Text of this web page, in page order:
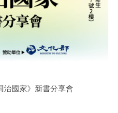
國家》新書分享會